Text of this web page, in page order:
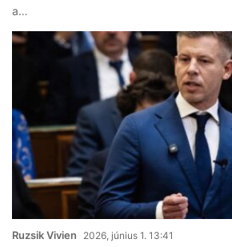
a…
Ruzsik Vivien 2026, június 1. 13:41